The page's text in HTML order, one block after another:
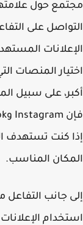
حول علامتها
على
المنصات
على سبيل
المناسب.
جانب التفاعل
الإعلانات